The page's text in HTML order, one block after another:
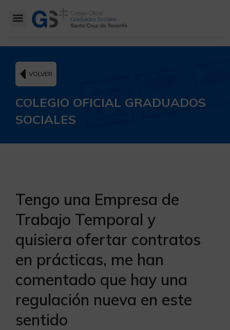
VOLVER
COLEGIO OFICIAL GRADUADOS
SOCIALES
Tengo una Empresa de
Trabajo Temporal y
quisiera ofertar contratos
en prácticas, me han
comentado que hay una
regulación nueva en este
sentido